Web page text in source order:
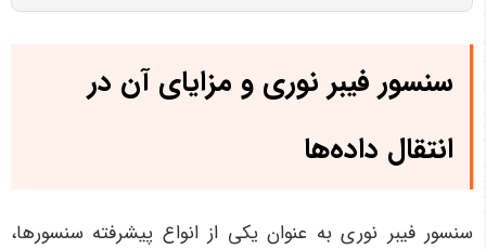
سنسور فیبر نوری و مزایای آن در
انتقال داده‌ها
سنسور فیبر نوری به عنوان یکی از انواع پیشرفته سنسورها،